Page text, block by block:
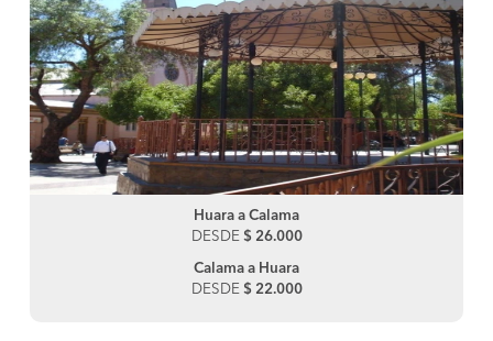
Huara a Calama
DESDE $ 26.000
Calama a Huara
DESDE $ 22.000